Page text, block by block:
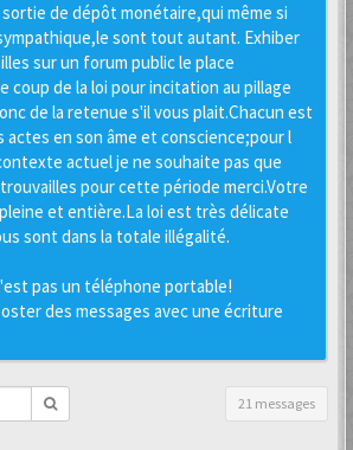
de dépôt monétaire,qui même si
sont tout autant. Exhiber
sur un forum public le place
coup de la loi pour incitation au pillage
de la retenue s'il vous plait.Chacun est
actes en son âme et conscience;pour l
actuel je ne souhaite pas que
pour cette période merci.Votre
et entière.La loi est très délicate
sont dans la totale illégalité.
pas un téléphone portable!
des messages avec une écriture
21 messages